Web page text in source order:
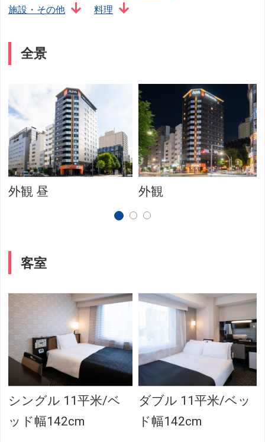
施設・その他
料理
全景
外観 昼 外観
客室
シングル 11平米/ベ
ッド幅142cm
ダブル 11平米/ベッ
ド幅142cm